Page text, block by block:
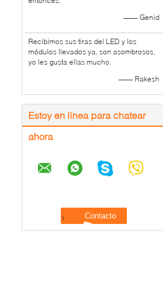
—— Genid
Recibimos sus tiras del LED y los
módulos llevados ya, son asombrosos,
yo les gusta ellas mucho.
—— Rakesh
Estoy en línea para chatear
ahora